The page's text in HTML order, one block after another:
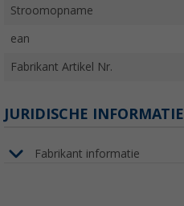
Stroomopname
ean
Fabrikant Artikel Nr.
JURIDISCHE INFORMATIE
Fabrikant informatie